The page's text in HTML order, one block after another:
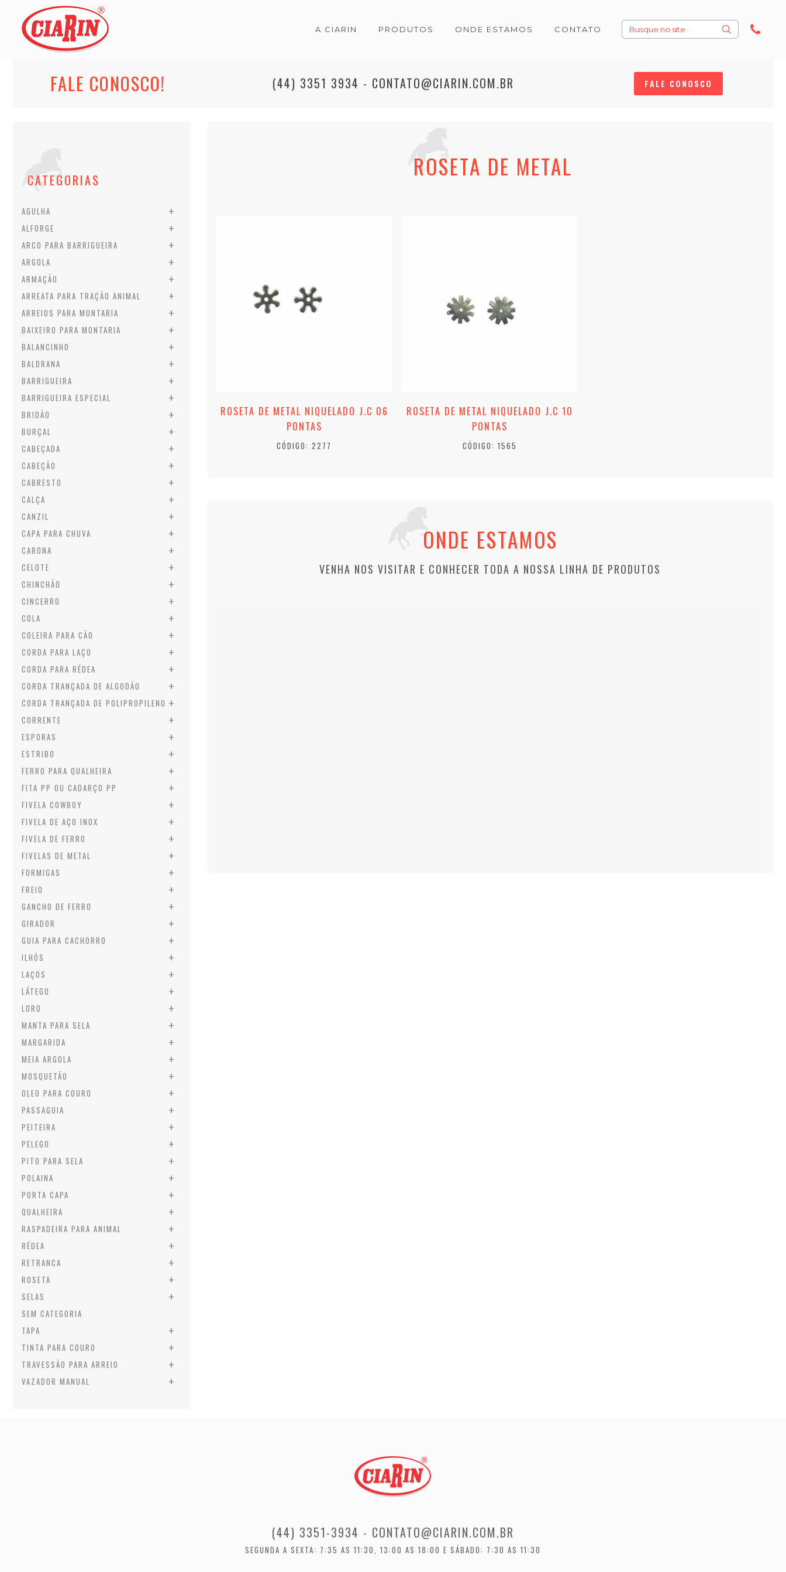
A CIARIN PRODUTOS ONDE ESTAMOS CONTATO Search:
FALE CONOSCO! (44) 3351 3934 - CONTATO@CIARIN.COM.BR FALE CONOSCO
CATEGORIAS
AGULHA +
ALFORGE +
ARCO PARA BARRIGUEIRA +
ARGOLA +
ARMAÇÃO +
ARREATA PARA TRAÇÃO ANIMAL +
ARREIOS PARA MONTARIA +
BAIXEIRO PARA MONTARIA +
BALANCINHO +
BALDRANA +
BARRIGUEIRA +
BARRIGUEIRA ESPECIAL +
BRIDÃO +
BURÇAL +
CABEÇADA +
CABEÇÃO +
CABRESTO +
CALÇA +
CANZIL +
CAPA PARA CHUVA +
CARONA +
CELOTE +
CHINCHÃO +
CINCERRO +
COLA +
COLEIRA PARA CÃO +
CORDA PARA LAÇO +
CORDA PARA RÉDEA +
CORDA TRANÇADA DE ALGODÃO +
CORDA TRANÇADA DE POLIPROPILENO +
CORRENTE +
ESPORAS +
ESTRIBO +
FERRO PARA QUALHEIRA +
FITA PP OU CADARÇO PP +
FIVELA COWBOY +
FIVELA DE AÇO INOX +
FIVELA DE FERRO +
FIVELAS DE METAL +
FORMIGAS +
FREIO +
GANCHO DE FERRO +
GIRADOR +
GUIA PARA CACHORRO +
ILHÓS +
LAÇOS +
LÁTEGO +
LORO +
MANTA PARA SELA +
MARGARIDA +
MEIA ARGOLA +
MOSQUETÃO +
OLEO PARA COURO +
PASSAGUIA +
PEITEIRA +
PELEGO +
PITO PARA SELA +
POLAINA +
PORTA CAPA +
QUALHEIRA +
RASPADEIRA PARA ANIMAL +
RÉDEA +
RETRANCA +
ROSETA +
SELAS +
SEM CATEGORIA
TAPA
+
TINTA PARA COURO +
TRAVESSÃO PARA ARREIO +
VAZADOR MANUAL +
ROSETA DE METAL
ROSETA DE METAL NIQUELADO J.C 06
PONTAS
CÓDIGO: 2277
ROSETA DE METAL NIQUELADO J.C 10
PONTAS
CÓDIGO: 1565
ONDE ESTAMOS
VENHA NOS VISITAR E CONHECER TODA A NOSSA LINHA DE PRODUTOS
(44) 3351-3934 - CONTATO@CIARIN.COM.BR
SEGUNDA A SEXTA: 7:35 AS 11:30, 13:00 AS 18:00 E SÁBADO: 7:30 AS 11:30
A CIARIN PRODUTOS ONDE ESTAMOS CONTATO Search: